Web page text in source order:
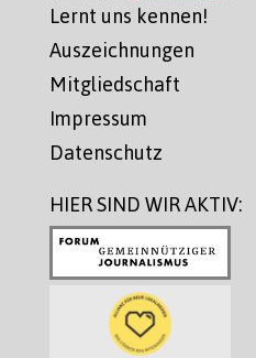
Lernt uns kennen!
Auszeichnungen
Mitgliedschaft
Impressum
Datenschutz
HIER SIND WIR AKTIV: